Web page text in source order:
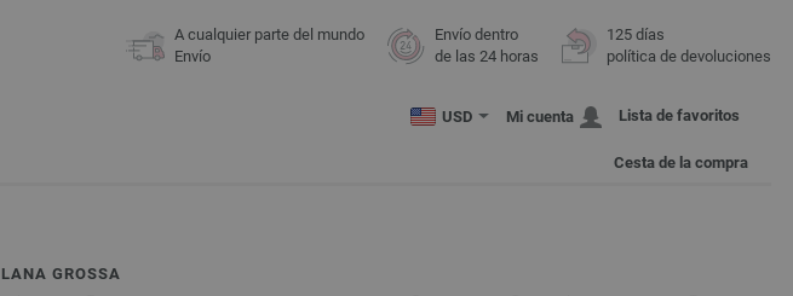
A cualquier parte del mundo
Envío
Envío dentro
de las 24 horas
125 días
política de devoluciones
USD Mi cuenta Lista de favoritos
Cesta de la compra
LANA GROSSA